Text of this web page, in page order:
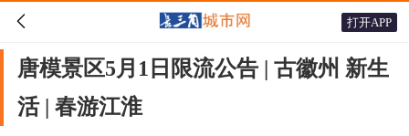
 打开APP
唐模景区5月1日限流公告 | 古徽州 新生
活 | 春游江淮